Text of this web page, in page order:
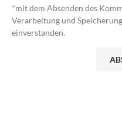
*mit dem Absenden des
Verarbeitung und
einverstanden.